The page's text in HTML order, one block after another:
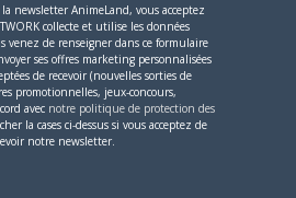
ces deux heures en compagnie
son compte Twitter) ! À…
newsletter AnimeLand, vous acceptez
collecte et utilise les données
venez de renseigner dans ce formulaire
ses offres marketing personnalisées
de recevoir (nouvelles sorties de
promotionnelles, jeux-concours,
avec notre politique de protection des
la cases ci-dessus si vous acceptez de
notre newsletter.